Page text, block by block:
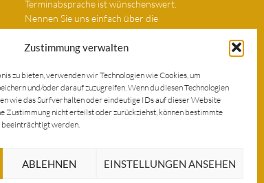
Zustimmung verwalten
zu bieten, verwenden wir Technologien wie Cookies, um
und/oder darauf zuzugreifen. Wenn du diesen Technologien
wie das Surfverhalten oder eindeutige IDs auf dieser Website
Zustimmung nicht erteilst oder zurückziehst, können bestimmte
werden.
ABLEHNEN EINSTELLUNGEN ANSEHEN
Terminabsprache ist wünschenswert.
Nennen Sie uns einfach über die
genannten Kontaktmöglichkeiten Ihren
Wunschtermin.
MEIN KONTO